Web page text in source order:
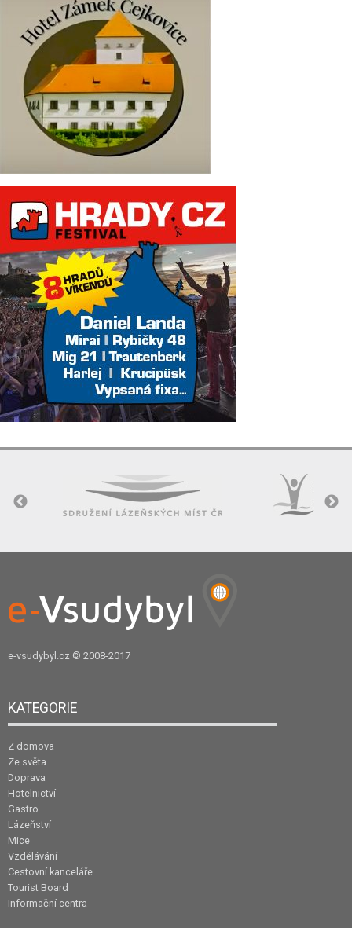
e-vsudybyl.cz © 2008-2017
KATEGORIE
Z domova
Ze světa
Doprava
Hotelnictví
Gastro
Lázeňství
Mice
Vzdělávání
Cestovní kanceláře
Tourist Board
Informační centra